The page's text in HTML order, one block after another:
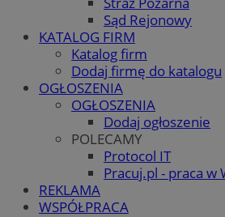
Sąd Rejonowy
KATALOG FIRM
Katalog firm
Dodaj firmę do katalogu
OGŁOSZENIA
OGŁOSZENIA
Dodaj ogłoszenie
POLECAMY
Protocol IT
Pracuj.pl - praca w
REKLAMA
WSPÓŁPRACA